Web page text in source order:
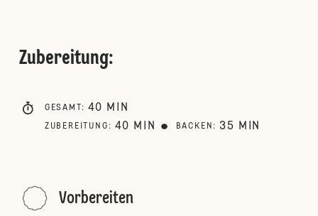
Zubereitung:
GESAMT : 40 MIN
ZUBEREITUNG : 40 MIN BACKEN : 35 MIN
Vorbereiten